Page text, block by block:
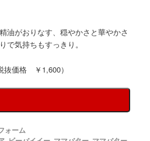
油がおりなす、穏やかさと華やかさ
で気持ちもすっきり。
価格 ￥1,600）
ォーム